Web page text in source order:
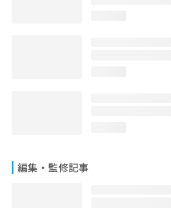
編集・監修記事